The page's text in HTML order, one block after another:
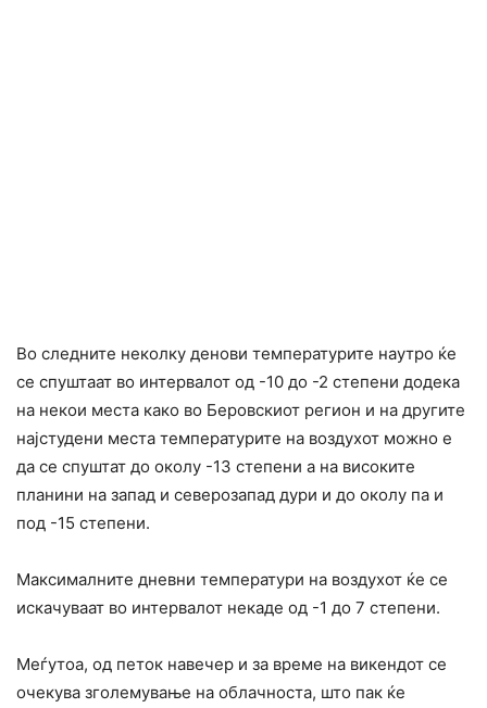
Во следните неколку денови температурите наутро ќе
се спуштаат во интервалот од -10 до -2 степени додека
на некои места како во Беровскиот регион и на другите
најстудени места температурите на воздухот можно е
да се спуштат до околу -13 степени а на високите
планини на запад и северозапад дури и до околу па и
под -15 степени.
Максималните дневни температури на воздухот ќе се
искачуваат во интервалот некаде од -1 до 7 степени.
Меѓутоа, од петок навечер и за време на викендот се
очекува зголемување на облачноста, што пак ќе